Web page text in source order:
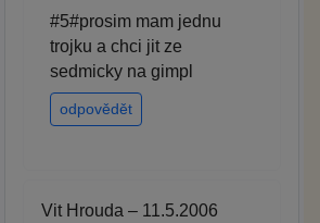
#5#prosim mam jednu
trojku a chci jit ze
sedmicky na gimpl
odpovědět
Vit Hrouda – 11.5.2006